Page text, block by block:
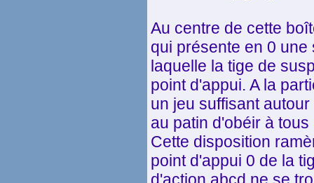
Au centre de cette
qui présente en 0
laquelle la tige de
point d'appui. A la
un jeu suffisant
au patin d'obéir à
Cette disposition
point d'appui 0 de la